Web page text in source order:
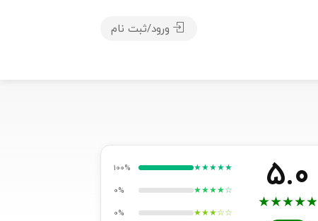
ورود/ثبت نام
5.0
★
★
★
★
★
★★★★★
100%
★★★★☆
0%
★★★☆☆
0%